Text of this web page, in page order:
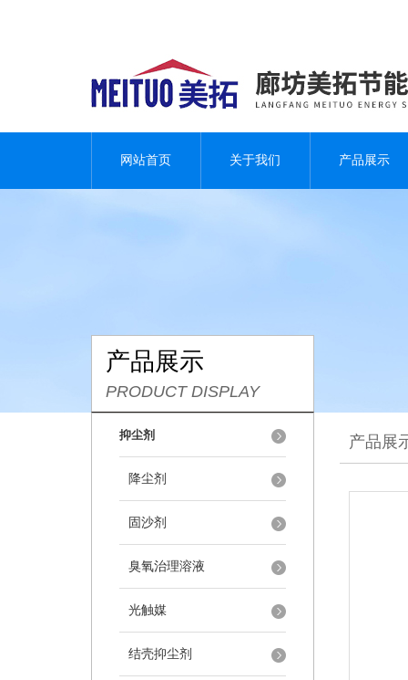
网站首页 关于我们 产品展示
产品展示
PRODUCT DISPLAY
抑尘剂
降尘剂
固沙剂
臭氧治理溶液
光触媒
结壳抑尘剂
产品展